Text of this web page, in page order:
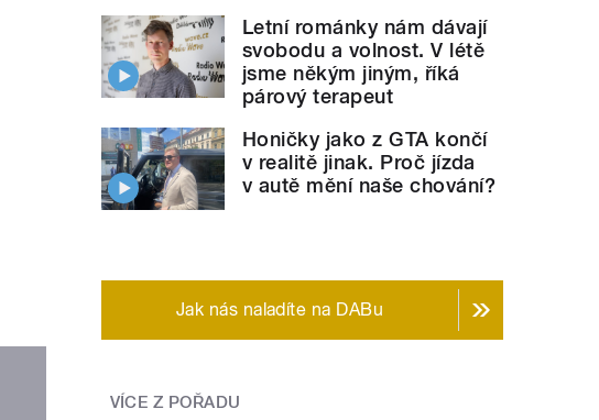
Letní románky nám dávají
svobodu a volnost. V létě
jsme někým jiným, říká
párový terapeut
Honičky jako z GTA končí
v realitě jinak. Proč jízda
v autě mění naše chování?
Jak nás naladíte na DABu
VÍCE Z POŘADU